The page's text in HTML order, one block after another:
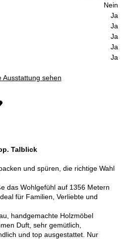
Nein
Ja
Ja
Ja
Ja
Ja
Ausstattung sehen
Talblick
und spüren, die richtige Wahl
das Wohlgefühl auf 1356 Metern
für Familien, Verliebte und
handgemachte Holzmöbel
Duft, sehr gemütlich,
und top ausgestattet. Nur